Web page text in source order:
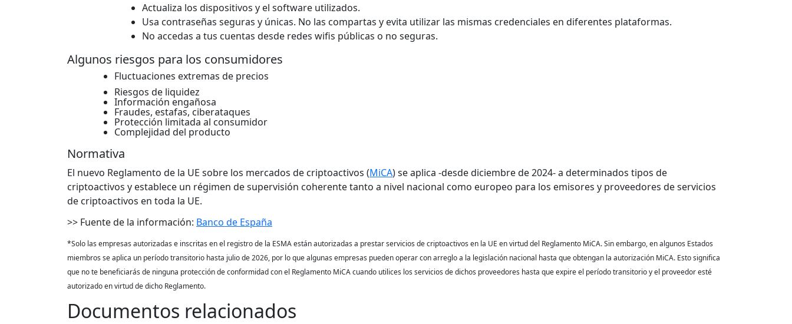
Actualiza los dispositivos y el software utilizados.
Usa contraseñas seguras y únicas. No las compartas y evita utilizar las mismas credenciales en diferentes plataformas.
No accedas a tus cuentas desde redes wifis públicas o no seguras.
Algunos riesgos para los consumidores
Fluctuaciones extremas de precios
Riesgos de liquidez
Información engañosa
Fraudes, estafas, ciberataques
Protección limitada al consumidor
Complejidad del producto
Normativa
El nuevo Reglamento de la UE sobre los mercados de criptoactivos (MiCA) se aplica -desde diciembre de 2024- a determinados tipos de
criptoactivos y establece un régimen de supervisión coherente tanto a nivel nacional como europeo para los emisores y proveedores de servicios
de criptoactivos en toda la UE.
>> Fuente de la información: Banco de España
*Solo las empresas autorizadas e inscritas en el registro de la ESMA están autorizadas a prestar servicios de criptoactivos en la UE en virtud del Reglamento MiCA. Sin embargo, en algunos Estados
miembros se aplica un período transitorio hasta julio de 2026, por lo que algunas empresas pueden operar con arreglo a la legislación nacional hasta que obtengan la autorización MiCA. Esto significa
que no te beneficiarás de ninguna protección de conformidad con el Reglamento MiCA cuando utilices los servicios de dichos proveedores hasta que expire el período transitorio y el proveedor esté
autorizado en virtud de dicho Reglamento.
Documentos relacionados